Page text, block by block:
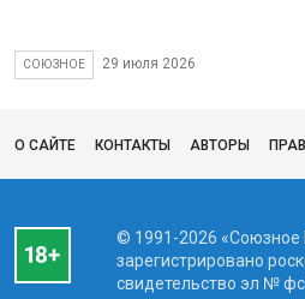
СОЮЗНОЕ 29 июля 2026
О САЙТЕ КОНТАКТЫ АВТОРЫ
© 1991-2026 «Союзное
зарегистрировано
свидетельство эл №